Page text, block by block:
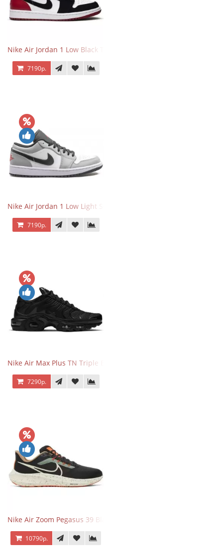
Nike Air Jordan 1 Low Black Toe
7190р.
Nike Air Jordan 1 Low Light Smoke Grey
7190р.
Nike Air Max Plus TN Triple Black
7290р.
Nike Air Zoom Pegasus 39 Black White Orange
10790р.